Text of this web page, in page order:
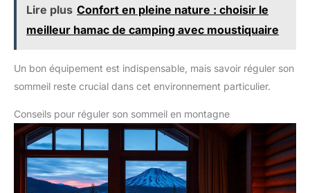
Lire plus Confort en pleine nature : choisir le
meilleur hamac de camping avec moustiquaire
Un bon équipement est indispensable, mais savoir réguler son
sommeil reste crucial dans cet environnement particulier.
Conseils pour réguler son sommeil en montagne